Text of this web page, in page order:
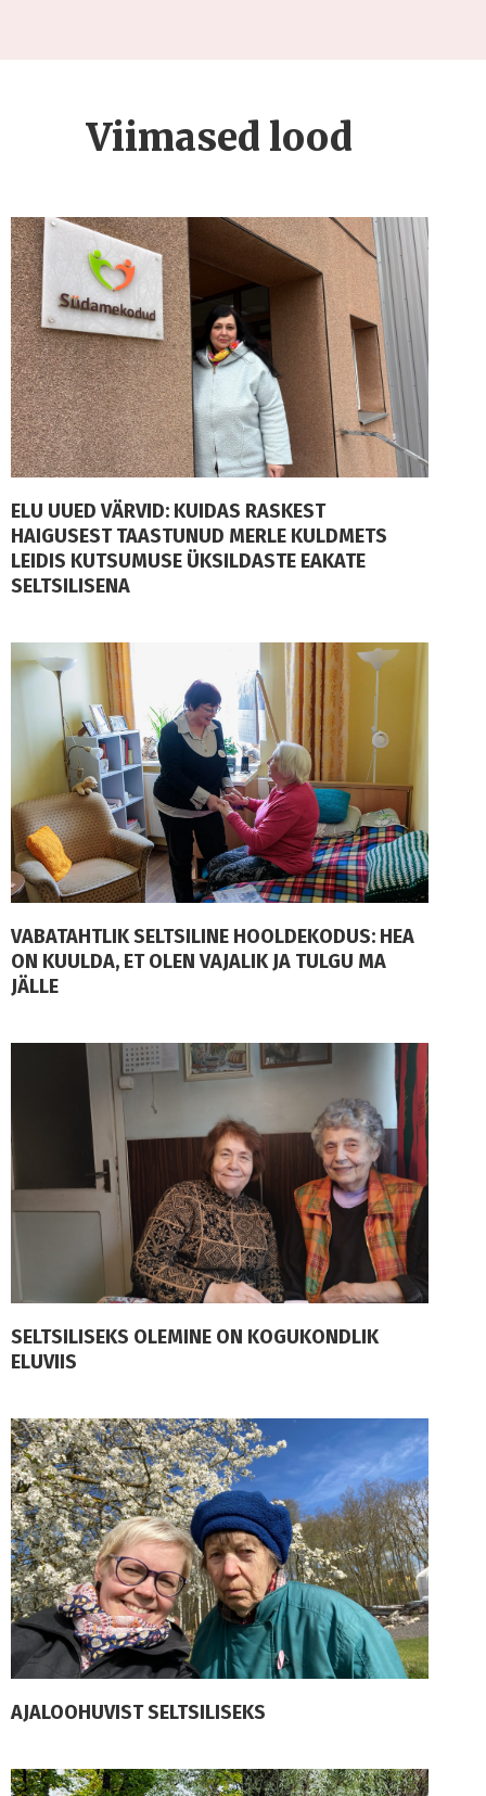
Viimased lood
ELU UUED VÄRVID: KUIDAS RASKEST
HAIGUSEST TAASTUNUD MERLE KULDMETS
LEIDIS KUTSUMUSE ÜKSILDASTE EAKATE
SELTSILISENA
VABATAHTLIK SELTSILINE HOOLDEKODUS: HEA
ON KUULDA, ET OLEN VAJALIK JA TULGU MA
JÄLLE
SELTSILISEKS OLEMINE ON KOGUKONDLIK
ELUVIIS
AJALOOHUVIST SELTSILISEKS